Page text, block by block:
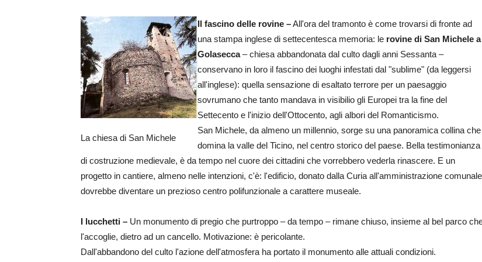
La chiesa di San Michele
Il fascino delle rovine –All'ora del tramonto è come trovarsi di fronte ad
una stampa inglese di settecentesca memoria: le rovine di San Michele a
Golasecca– chiesa abbandonata dal culto dagli anni Sessanta –
conservano in loro il fascino dei luoghi infestati dal "sublime" (da leggersi
all'inglese): quella sensazione di esaltato terrore per un paesaggio
sovrumano che tanto mandava in visibilio gli Europei tra la fine del
Settecento e l'inizio dell'Ottocento, agli albori del Romanticismo.
San Michele, da almeno un millennio, sorge su una panoramica collina che
domina la valle del Ticino, nel centro storico del paese. Bella testimonianza
di costruzione medievale, è da tempo nel cuore dei cittadini che vorrebbero vederla rinascere. E un
progetto in cantiere, almeno nelle intenzioni, c'è: l'edificio, donato dalla Curia all'amministrazione
dovrebbe diventare un prezioso centro polifunzionale a carattere museale.
I lucchetti – Un monumento di pregio che purtroppo – da tempo – rimane chiuso, insieme al bel parco
l'accoglie, dietro ad un cancello. Motivazione: è pericolante.
Dall'abbandono del culto l'azione dell'atmosfera ha portato il monumento alle attuali condizioni.